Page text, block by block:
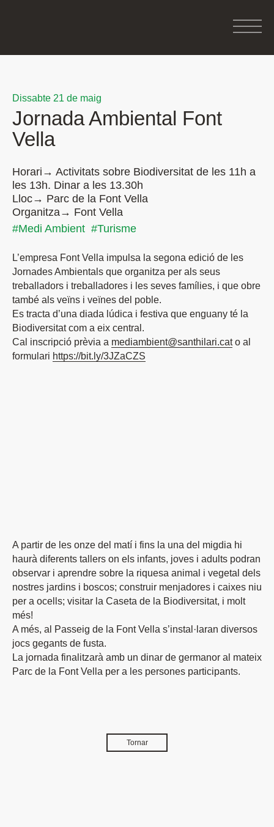
Dissabte 21 de maig
Jornada Ambiental Font
Vella
Horari→ Activitats sobre Biodiversitat de les 11h a
les 13h. Dinar a les 13.30h
Lloc→ Parc de la Font Vella
Organitza→ Font Vella
#Medi Ambient #Turisme
L’empresa Font Vella impulsa la segona edició de les
Jornades Ambientals que organitza per als seus
treballadors i treballadores i les seves famílies, i que obre
també als veïns i veïnes del poble.
Es tracta d’una diada lúdica i festiva que enguany té la
Biodiversitat com a eix central.
Cal inscripció prèvia a mediambient@santhilari.cato al
formulari https://bit.ly/3JZaCZS
A partir de les onze del matí i fins la una del migdia hi
haurà diferents tallers on els infants, joves i adults podran
observar i aprendre sobre la riquesa animal i vegetal dels
nostres jardins i boscos; construir menjadores i caixes niu
per a ocells; visitar la Caseta de la Biodiversitat, i molt
més!
A més, al Passeig de la Font Vella s’instal·laran diversos
jocs gegants de fusta.
La jornada finalitzarà amb un dinar de germanor al mateix
Parc de la Font Vella per a les persones participants.
Tornar